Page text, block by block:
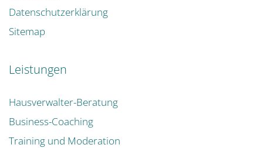
Datenschutzerklärung
Sitemap
Leistungen
Hausverwalter-Beratung
Business-Coaching
Training und Moderation